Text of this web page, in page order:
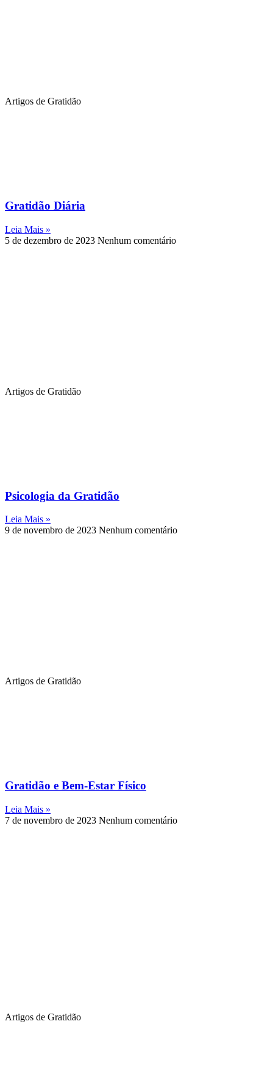
Artigos de Gratidão
Gratidão Diária
Leia Mais »
5 de dezembro de 2023 Nenhum comentário
Artigos de Gratidão
Psicologia da Gratidão
Leia Mais »
9 de novembro de 2023 Nenhum comentário
Artigos de Gratidão
Gratidão e Bem-Estar Físico
Leia Mais »
7 de novembro de 2023 Nenhum comentário
Artigos de Gratidão